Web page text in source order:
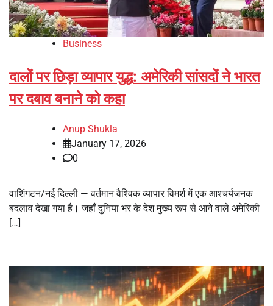
Business
दालों पर छिड़ा व्यापार युद्ध: अमेरिकी सांसदों ने भारत
पर दबाव बनाने को कहा
Anup Shukla
January 17, 2026
0
वाशिंगटन/नई दिल्ली — वर्तमान वैश्विक व्यापार विमर्श में एक आश्चर्यजनक
बदलाव देखा गया है। जहाँ दुनिया भर के देश मुख्य रूप से आने वाले अमेरिकी
[…]